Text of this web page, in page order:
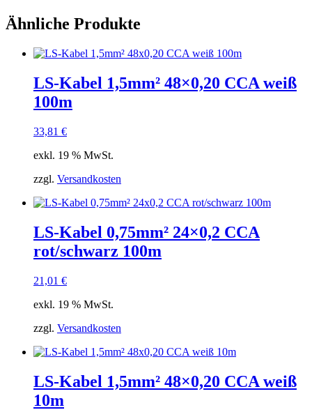
Ähnliche Produkte
LS-Kabel 1,5mm² 48×0,20 CCA weiß
100m
33,81 €
exkl. 19 % MwSt.
zzgl. Versandkosten
LS-Kabel 0,75mm² 24×0,2 CCA
rot/schwarz 100m
21,01 €
exkl. 19 % MwSt.
zzgl. Versandkosten
LS-Kabel 1,5mm² 48×0,20 CCA weiß
10m